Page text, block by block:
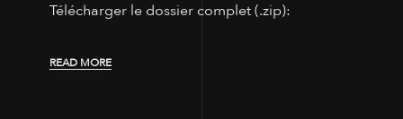
Télécharger le dossier complet (.zip):
READ MORE